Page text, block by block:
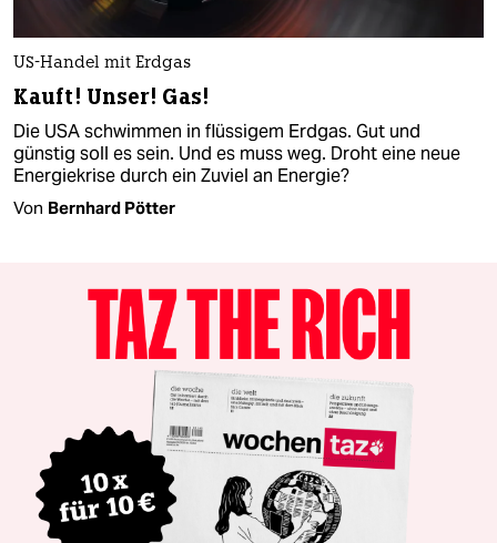
US-Handel mit Erdgas
Kauft! Unser! Gas!
Die USA schwimmen in flüssigem Erdgas. Gut und
günstig soll es sein. Und es muss weg. Droht eine neue
Energiekrise durch ein Zuviel an Energie?
Von Bernhard Pötter